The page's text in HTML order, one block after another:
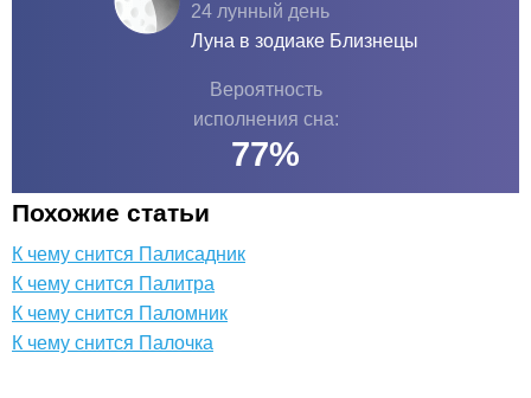
24 лунный день
Луна в зодиаке Близнецы
Вероятность
исполнения сна:
77%
Похожие статьи
К чему снится Палисадник
К чему снится Палитра
К чему снится Паломник
К чему снится Палочка